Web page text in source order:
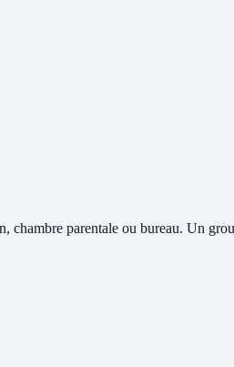
chambre parentale ou bureau. Un